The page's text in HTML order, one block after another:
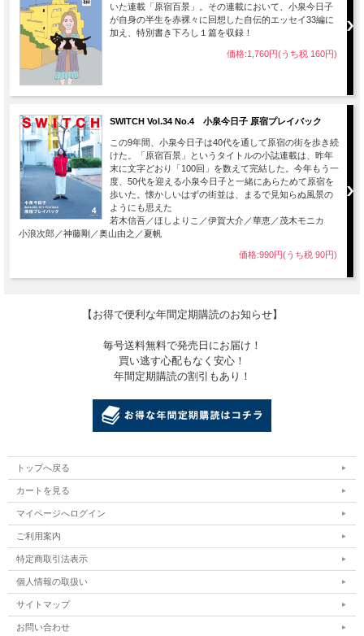
いた連載「原宿百景」。その連載において、小泉今日子
が自身の半生を赤裸々に回想した自伝的エッセイ33編に
加え、特別書き下ろし１篇を収録！
価格:1,760円(うち税 160円)
SWITCH Vol.34 No.4 小泉今日子 原宿プレイバック
この9年間、小泉今日子は40代を通して原宿の街を歩き続
けた。「原宿百景」というタイトルの小誌連載は、昨年
末に文字どおり「100回」を数えて完結した。今年もう一
度、50代を迎える小泉今日子と一緒にあらためて原宿を
歩いた。懐かしいはずの街並は、まるで見知らぬ風景の
ようにも思えた
若木信吾／ほしよりこ／伊賀大介／華恵／茂木モニカ
小浪次郎／神藤剛／奥山由之／夏帆
価格:990円(うち税 90円)
【お得で便利な年間定期購読のお知らせ】
毎号送料無料で発売日にお届け！
買い逃す心配もなく安心！
年間定期購読の割引もあり！
トップへ戻る
カートを見る
マイページへログイン
ご利用案内
特定商取引法表示
個人情報の取扱い
サイトマップ
お問い合わせ